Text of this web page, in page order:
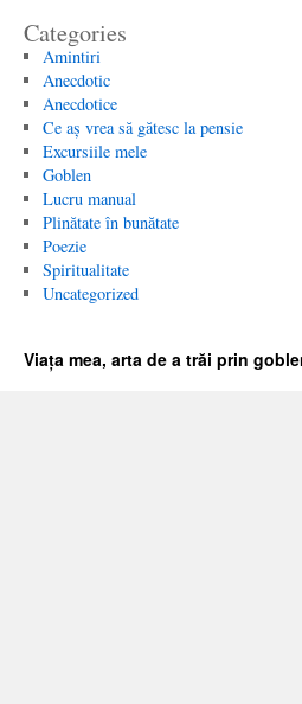
Categories
Amintiri
Anecdotic
Anecdotice
Ce aș vrea să gătesc la pensie
Excursiile mele
Goblen
Lucru manual
Plinătate în bunătate
Poezie
Spiritualitate
Uncategorized
Viața mea, arta de a trăi prin